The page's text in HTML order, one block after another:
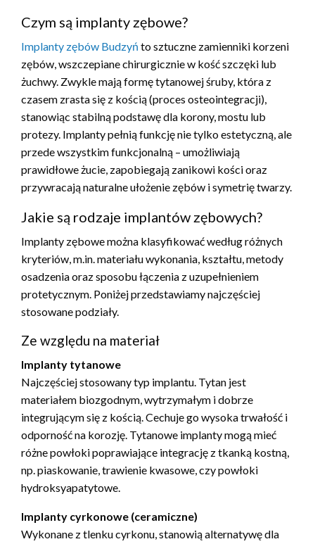
Czym są implanty zębowe?
Implanty zębów Budzyń to sztuczne zamienniki korzeni
zębów, wszczepiane chirurgicznie w kość szczęki lub
żuchwy. Zwykle mają formę tytanowej śruby, która z
czasem zrasta się z kością (proces osteointegracji),
stanowiąc stabilną podstawę dla korony, mostu lub
protezy. Implanty pełnią funkcję nie tylko estetyczną, ale
przede wszystkim funkcjonalną – umożliwiają
prawidłowe żucie, zapobiegają zanikowi kości oraz
przywracają naturalne ułożenie zębów i symetrię twarzy.
Jakie są rodzaje implantów zębowych?
Implanty zębowe można klasyfikować według różnych
kryteriów, m.in. materiału wykonania, kształtu, metody
osadzenia oraz sposobu łączenia z uzupełnieniem
protetycznym. Poniżej przedstawiamy najczęściej
stosowane podziały.
Ze względu na materiał
Implanty tytanowe
Najczęściej stosowany typ implantu. Tytan jest
materiałem biozgodnym, wytrzymałym i dobrze
integrującym się z kością. Cechuje go wysoka trwałość i
odporność na korozję. Tytanowe implanty mogą mieć
różne powłoki poprawiające integrację z tkanką kostną,
np. piaskowanie, trawienie kwasowe, czy powłoki
hydroksyapatytowe.
Implanty cyrkonowe (ceramiczne)
Wykonane z tlenku cyrkonu, stanowią alternatywę dla